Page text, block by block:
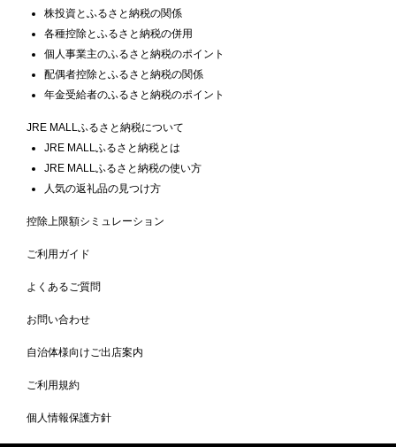
株投資とふるさと納税の関係
各種控除とふるさと納税の併用
個人事業主のふるさと納税のポイント
配偶者控除とふるさと納税の関係
年金受給者のふるさと納税のポイント
JRE MALLふるさと納税について
JRE MALLふるさと納税とは
JRE MALLふるさと納税の使い方
人気の返礼品の見つけ方
控除上限額シミュレーション
ご利用ガイド
よくあるご質問
お問い合わせ
自治体様向けご出店案内
ご利用規約
個人情報保護方針